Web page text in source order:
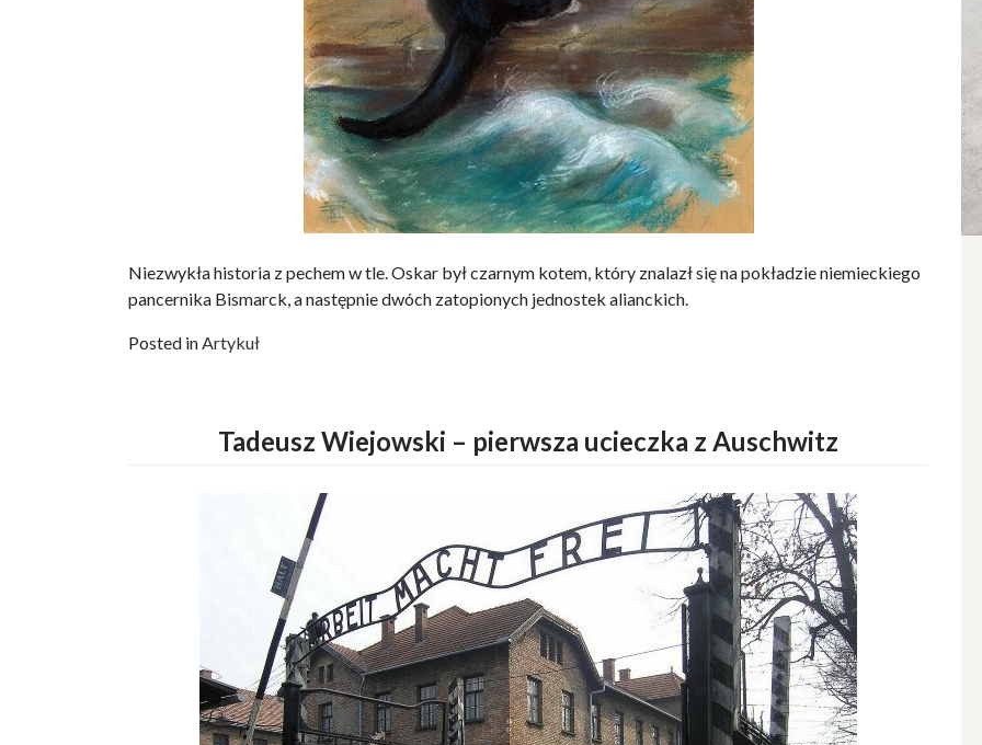
Niezwykła historia z pechem w tle. Oskar był czarnym kotem, który znalazł się na pokładzie niemieckiego
pancernika Bismarck, a następnie dwóch zatopionych jednostek alianckich.
Posted in Artykuł
Tadeusz Wiejowski – pierwsza ucieczka z Auschwitz